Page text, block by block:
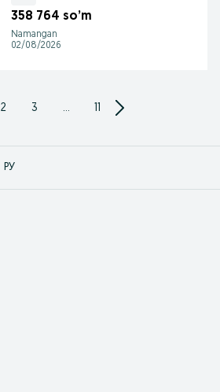
358 764 so’m
Namangan
02/08/2026
2 3 ... 11
РУ